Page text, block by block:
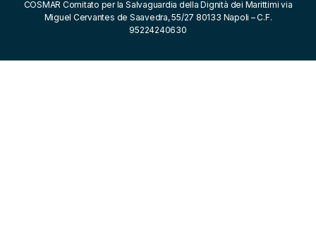
COSMAR Comitato per la Salvaguardia della Dignità dei Marittimi via
Miguel Cervantes de Saavedra, 55/27 80133 Napoli – C.F.
95224240630